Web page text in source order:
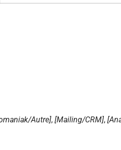
Autre], [Mailing/CRM],